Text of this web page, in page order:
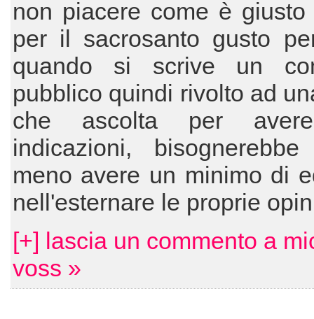
non piacere come è
per il sacrosanto gusto
quando si scrive un
pubblico quindi rivolto ad
che ascolta per
indicazioni,
meno avere un minimo di
nell'esternare le proprie
[+] lascia un commento a
voss »